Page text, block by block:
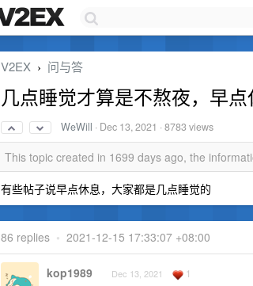
V2EX › 问与答
几点睡觉才算是不熬夜，早点
WeWill · Dec 13, 2021 · 8783 views
This topic created in 1699 days ago, the
有些帖子说早点休息，大家都是几点睡觉的
86 replies • 2021-12-15 17:33:07 +08:00
kop1989 Dec 13, 2021 1